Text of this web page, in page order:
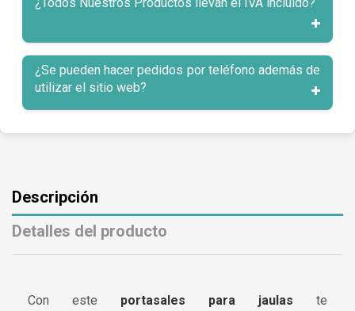
¿Se pueden hacer pedidos por teléfono además de
utilizar el sitio web?
Descripción
Detalles del producto
Con este portasales para jaulas te